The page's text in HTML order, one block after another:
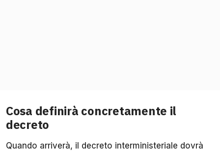
Cosa definirà concretamente il
decreto
Quando arriverà, il decreto interministeriale dovrà